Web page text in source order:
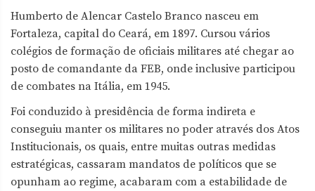
Humberto de Alencar Castelo Branco nasceu em
Fortaleza, capital do Ceará, em 1897. Cursou vários
colégios de formação de oficiais militares até chegar ao
posto de comandante da FEB, onde inclusive participou
de combates na Itália, em 1945.
Foi conduzido à presidência de forma indireta e
conseguiu manter os militares no poder através dos Atos
Institucionais, os quais, entre muitas outras medidas
estratégicas, cassaram mandatos de políticos que se
opunham ao regime, acabaram com a estabilidade de